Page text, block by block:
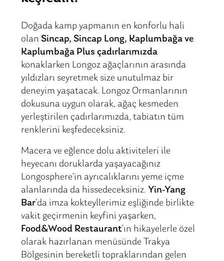
Doğada kamp yapmanın en konforlu hali
olan Sincap, Sincap Long, Kaplumbağa ve
Kaplumbağa Plus çadırlarımızda
konaklarken Longoz ağaçlarının arasında
yıldızları seyretmek size unutulmaz bir
deneyim yaşatacak. Longoz Ormanlarının
dokusuna uygun olarak, ağaç kesmeden
yerleştirilen çadırlarımızda, tabiatın tüm
renklerini keşfedeceksiniz.
Macera ve eğlence dolu aktiviteleri ile
heyecanı doruklarda yaşayacağınız
Longosphere’in ayrıcalıklarını yeme içme
alanlarında da hissedeceksiniz. Yin-Yang
Bar’da imza kokteyllerimiz eşliğinde birlikte
vakit geçirmenin keyfini yaşarken,
Food&Wood Restaurant’ın hikayelerle özel
olarak hazırlanan menüsünde Trakya
Bölgesinin bereketli topraklarından gelen